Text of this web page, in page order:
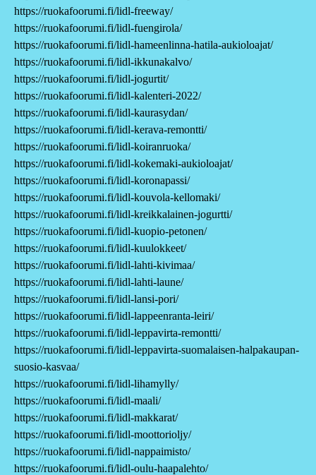
https://ruokafoorumi.fi/lidl-freeway/
https://ruokafoorumi.fi/lidl-fuengirola/
https://ruokafoorumi.fi/lidl-hameenlinna-hatila-aukioloajat/
https://ruokafoorumi.fi/lidl-ikkunakalvo/
https://ruokafoorumi.fi/lidl-jogurtit/
https://ruokafoorumi.fi/lidl-kalenteri-2022/
https://ruokafoorumi.fi/lidl-kaurasydan/
https://ruokafoorumi.fi/lidl-kerava-remontti/
https://ruokafoorumi.fi/lidl-koiranruoka/
https://ruokafoorumi.fi/lidl-kokemaki-aukioloajat/
https://ruokafoorumi.fi/lidl-koronapassi/
https://ruokafoorumi.fi/lidl-kouvola-kellomaki/
https://ruokafoorumi.fi/lidl-kreikkalainen-jogurtti/
https://ruokafoorumi.fi/lidl-kuopio-petonen/
https://ruokafoorumi.fi/lidl-kuulokkeet/
https://ruokafoorumi.fi/lidl-lahti-kivimaa/
https://ruokafoorumi.fi/lidl-lahti-laune/
https://ruokafoorumi.fi/lidl-lansi-pori/
https://ruokafoorumi.fi/lidl-lappeenranta-leiri/
https://ruokafoorumi.fi/lidl-leppavirta-remontti/
https://ruokafoorumi.fi/lidl-leppavirta-suomalaisen-halpakaupan-
suosio-kasvaa/
https://ruokafoorumi.fi/lidl-lihamylly/
https://ruokafoorumi.fi/lidl-maali/
https://ruokafoorumi.fi/lidl-makkarat/
https://ruokafoorumi.fi/lidl-moottorioljy/
https://ruokafoorumi.fi/lidl-nappaimisto/
https://ruokafoorumi.fi/lidl-oulu-haapalehto/